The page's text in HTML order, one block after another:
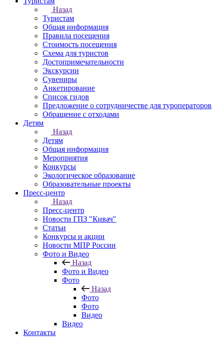
Назад
Туристам
Общая информация
Правила посещения
Стоимость посещения
Схема для туристов
Достопримечательности
Экскурсии
Сувениры
Анкетирование
Список гидов
Предложение о сотрудничестве для туроператоров
Обращение с отходами
Детям
Назад
Детям
Общая информация
Мероприятия
Конкурсы
Экологическое образование
Образовательные проекты
Пресс-центр
Назад
Пресс-центр
Новости ГПЗ "Кивач"
Статьи
Конкурсы и акции
Новости МПР России
Фото и Видео
Назад
Фото и Видео
Фото
Назад
Фото
Фото
Видео
Видео
Контакты